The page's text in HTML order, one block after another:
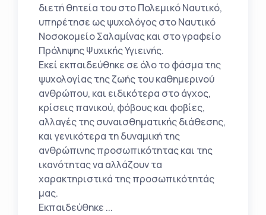
διετή θητεία του στο Πολεμικό Ναυτικό,
υπηρέτησε ως ψυχολόγος στο Ναυτικό
Νοσοκομείο Σαλαμίνας και στο γραφείο
Πρόληψης Ψυχικής Υγιεινής.
Εκεί εκπαιδεύθηκε σε όλο το φάσμα της
ψυχολογίας της ζωής του καθημερινού
ανθρώπου, και ειδικότερα στο άγχος,
κρίσεις πανικού, φόβους και φοβίες,
αλλαγές της συναισθηματικής διάθεσης,
και γενικότερα τη δυναμική της
ανθρώπινης προσωπικότητας και της
ικανότητας να αλλάζουν τα
χαρακτηριστικά της προσωπικότητάς
μας.
Εκπαιδεύθηκε ...